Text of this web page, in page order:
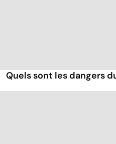
Quels sont les dangers